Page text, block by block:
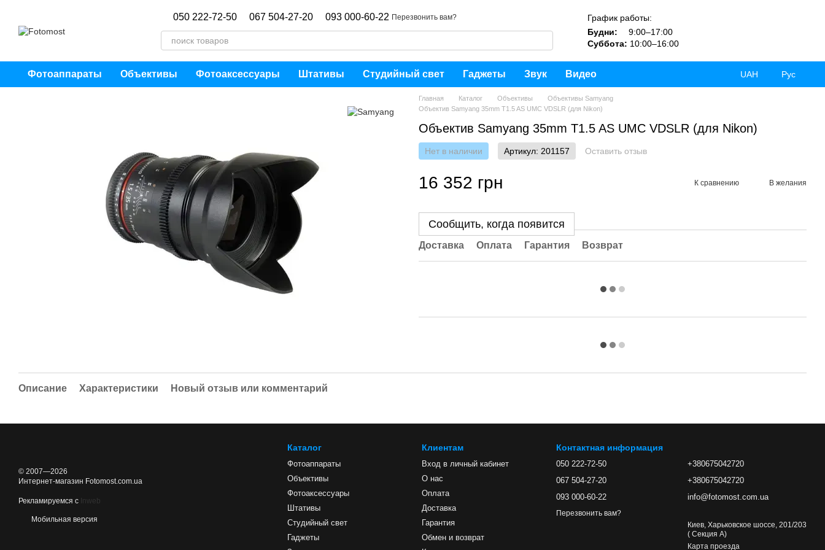
050 222-72-50 067 504-27-20 093 000-60-22 Перезвонить вам?
График работы:
Будни:
9:00–17:00
Суббота: 10:00–16:00
Фотоаппараты Объективы Фотоаксессуары Штативы Студийный свет Гаджеты Звук Видео UAH Рус
Главная Каталог Объективы
Объективы Samyang
Объектив Samyang 35mm T1.5 AS UMC VDSLR (для Nikon)
Объектив Samyang 35mm T1.5 AS UMC VDSLR (для Nikon)
Нет в наличии Артикул: 201157 Оставить отзыв
16 352 грн К сравнению В желания
Сообщить, когда появится
Доставка Оплата Гарантия Возврат
Описание Характеристики Новый отзыв или комментарий
© 2007—2026
Интернет-магазин Fotomost.com.ua
Рекламируемся с Inweb
Мобильная версия
Каталог
Фотоаппараты
Объективы
Фотоаксессуары
Штативы
Студийный свет
Гаджеты
Клиентам
Вход в личный кабинет
О нас
Оплата
Доставка
Гарантия
Обмен и возврат
Контактная информация
050 222-72-50
067 504-27-20
093 000-60-22
Перезвонить вам?
+380675042720
+380675042720
info@fotomost.com.ua
Киев, Харьковское шоссе, 201/203
( Секция А)
Карта проезда